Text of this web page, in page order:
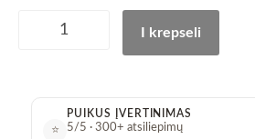
Rinkinys:
buteliukai
I krepseli
⭐
PUIKUS ĮVERTINIMAS
5/5 · 300+ atsiliepimų